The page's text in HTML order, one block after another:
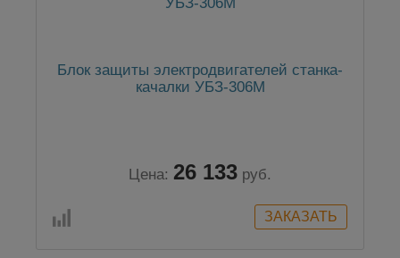
Блок защиты электродвигателей станка-
качалки УБЗ-306М
Цена: 26 133 руб.